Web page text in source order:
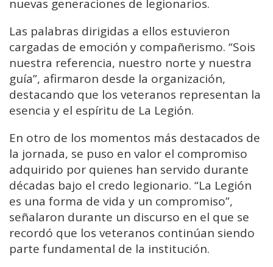
nuevas generaciones de legionarios.
Las palabras dirigidas a ellos estuvieron
cargadas de emoción y compañerismo. “Sois
nuestra referencia, nuestro norte y nuestra
guía”, afirmaron desde la organización,
destacando que los veteranos representan la
esencia y el espíritu de La Legión.
En otro de los momentos más destacados de
la jornada, se puso en valor el compromiso
adquirido por quienes han servido durante
décadas bajo el credo legionario. “La Legión
es una forma de vida y un compromiso”,
señalaron durante un discurso en el que se
recordó que los veteranos continúan siendo
parte fundamental de la institución.